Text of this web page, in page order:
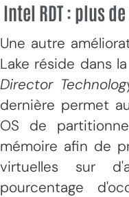
Intel RDT : plus
Une autre
Lake réside dans
Director
dernière permet
OS de
mémoire afin de
virtuelles sur
pourcentage